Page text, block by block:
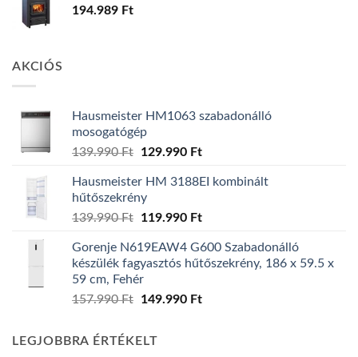
194.989 Ft
AKCIÓS
Hausmeister HM1063 szabadonálló
mosogatógép
139.990Ft
Original
was:
139.990 Ft.
129.990 FtCurrent
is:
Hausmeister HM 3188EI kombinált
hűtőszekrény
139.990Ft
Original
was:
139.990 Ft.
119.990 FtCurrent
is:
119.990 Ft.
Gorenje N619EAW4 G600 Szabadonálló
készülék fagyasztós hűtőszekrény, 186 x 59.5 x
59 cm, Fehér
157.990Ft
Original
157.990 Ft.
149.990 FtCurrent
LEGJOBBRA ÉRTÉKELT